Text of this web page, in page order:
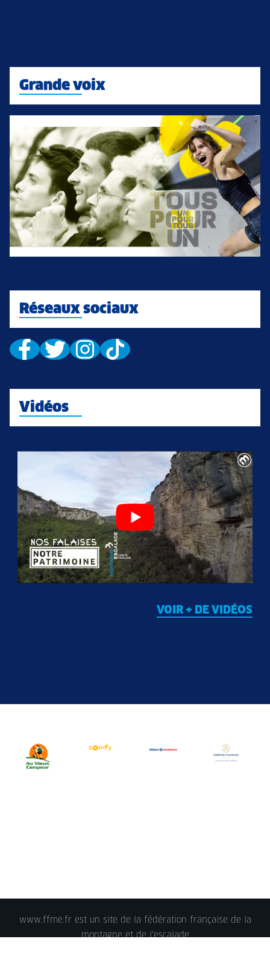
Grande voix
Réseaux sociaux
Vidéos
VOIR + DE VIDÉOS
www.ffme.fr est un site de la fédération française de la
montagne et de l'escalade